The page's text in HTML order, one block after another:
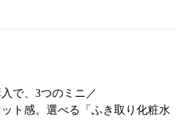
で、3つのミニ／
ト感。選べる「ふき取り化粧水